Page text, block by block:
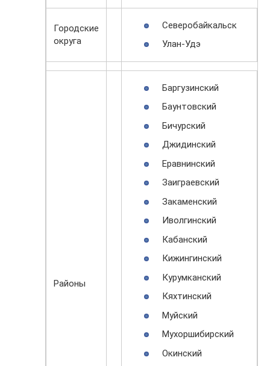
Городские
округа
Северобайкальск
Улан-Удэ
Районы
Баргузинский
Баунтовский
Бичурский
Джидинский
Еравнинский
Заиграевский
Закаменский
Иволгинский
Кабанский
Кижингинский
Курумканский
Кяхтинский
Муйский
Мухоршибирский
Окинский